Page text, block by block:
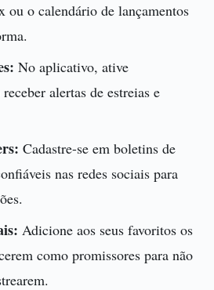
ou o calendário de lançamentos
No aplicativo, ative
alertas de estreias e
Cadastre-se em boletins de
nas redes sociais para
Adicione aos seus favoritos os
como promissores para não